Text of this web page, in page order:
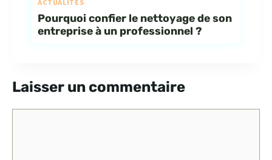
ACTUALITÉS
Pourquoi confier le nettoyage de son
entreprise à un professionnel ?
Laisser un commentaire